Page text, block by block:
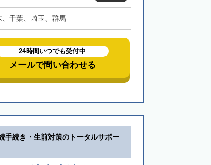
千葉、埼玉、群馬
24時間いつでも受付中
メールで問い合わせる
手続き・生前対策のトータルサポー